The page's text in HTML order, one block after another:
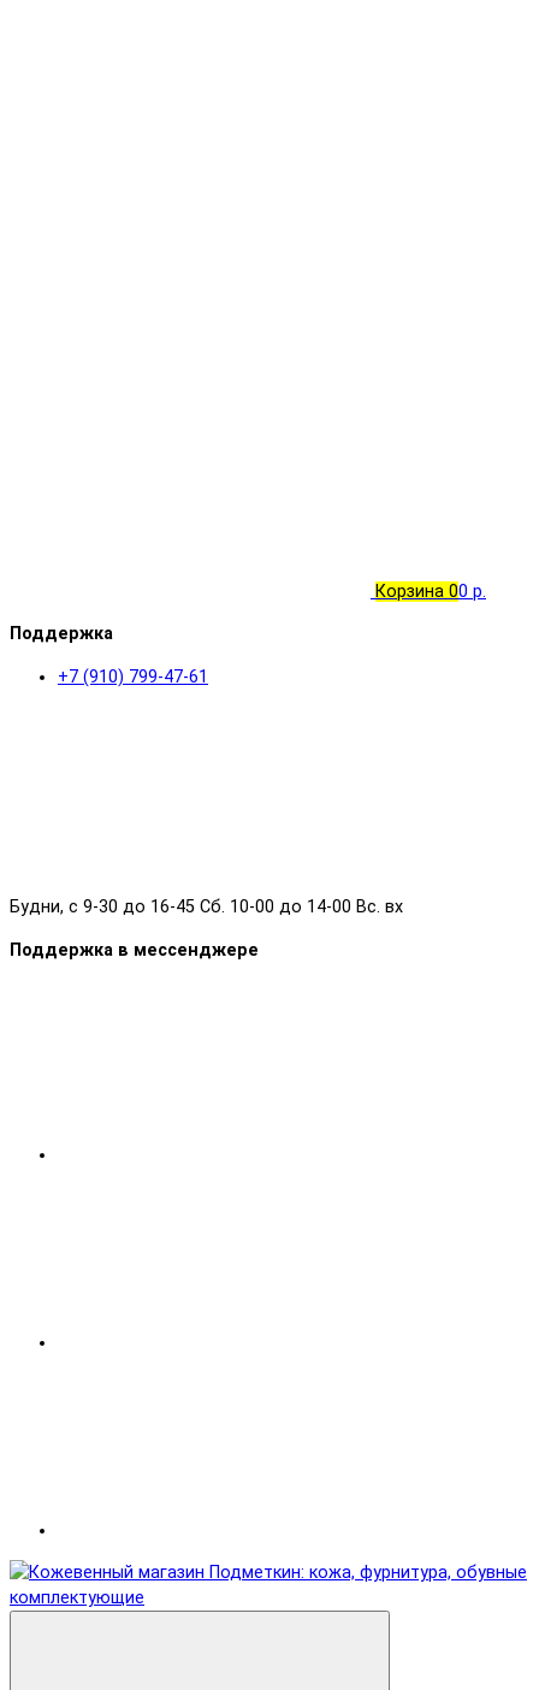
Корзина 00 р.
Поддержка
+7 (910) 799-47-61
Будни, с 9-30 до 16-45 Сб. 10-00 до 14-00 Вс. вх
Поддержка в мессенджере